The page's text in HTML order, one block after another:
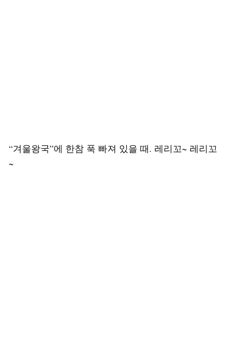
“겨울왕국”에 한참 푹 빠져 있을 때. 레리꼬~ 레리꼬
~